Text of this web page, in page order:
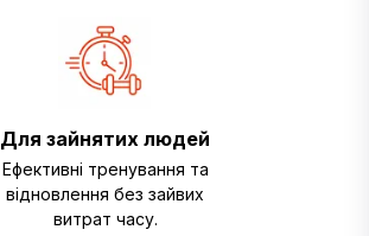
Ефективні тренування та
відновлення без зайвих
витрат часу.
Для зайнятих людей